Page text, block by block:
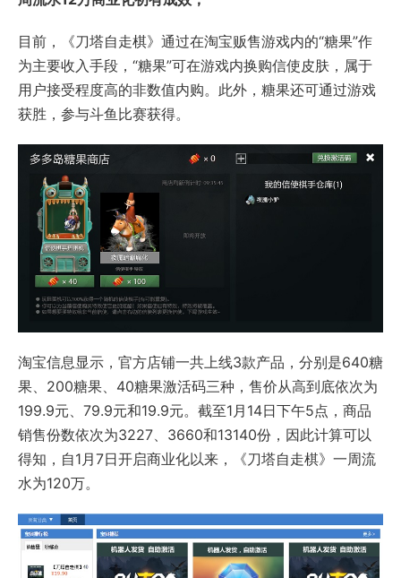
目前，《刀塔自走棋》通过在淘宝贩售游戏内的“糖果”作
为主要收入手段，“糖果”可在游戏内换购信使皮肤，属于
用户接受程度高的非数值内购。此外，糖果还可通过游戏
获胜，参与斗鱼比赛获得。
淘宝信息显示，官方店铺一共上线3款产品，分别是640糖
果、200糖果、40糖果激活码三种，售价从高到底依次为
199.9元、79.9元和19.9元。截至1月14日下午5点，商品
销售份数依次为3227、3660和13140份，因此计算可以
得知，自1月7日开启商业化以来，《刀塔自走棋》一周流
水为120万。